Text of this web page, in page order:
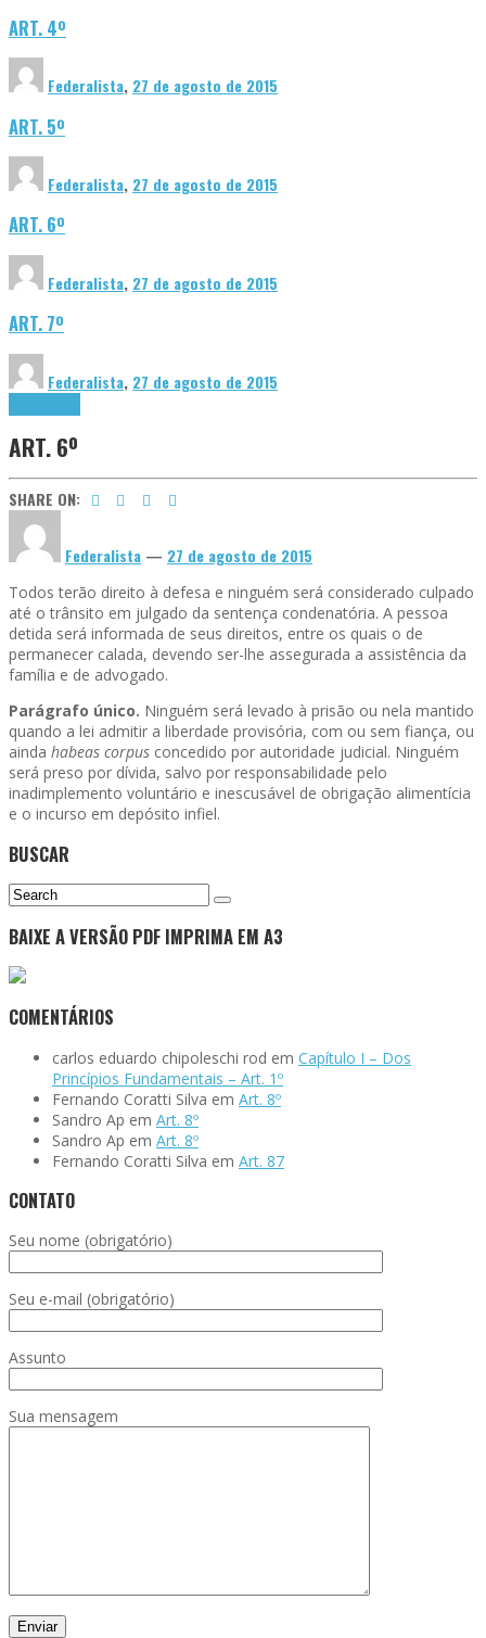
ART. 4º
Federalista, 27 de agosto de 2015
ART. 5º
Federalista, 27 de agosto de 2015
ART. 6º
Federalista, 27 de agosto de 2015
ART. 7º
Federalista, 27 de agosto de 2015
ART. 6º
SHARE ON:
Federalista — 27 de agosto de 2015
Todosterão direito à defesa e ninguém será considerado culpado
até o trânsito em julgado da sentença condenatória. A pessoa
detida será informada de seus direitos, entre os quais o de
permanecer calada, devendo ser-lhe assegurada a assistência da
família e de advogado.
Parágrafo único. Ninguém será levado à prisão ou nela mantido
quando a lei admitir a liberdade provisória, com ou sem fiança, ou
ainda habeas corpus concedido por autoridade judicial. Ninguém
será preso por dívida, salvo por responsabilidade pelo
inadimplemento voluntário e inescusável de obrigação alimentícia
e o incurso em depósito infiel.
BUSCAR
BAIXE A VERSÃO PDF IMPRIMA EM A3
COMENTÁRIOS
carlos eduardo chipoleschi rod em Capítulo I – Dos
Princípios Fundamentais – Art. 1º
Fernando Coratti Silva em Art. 8º
Sandro Ap em Art. 8º
Sandro Ap em Art. 8º
Fernando Coratti Silva em Art. 87
CONTATO
Seu nome (obrigatório)
Seu e-mail (obrigatório)
Assunto
Sua mensagem